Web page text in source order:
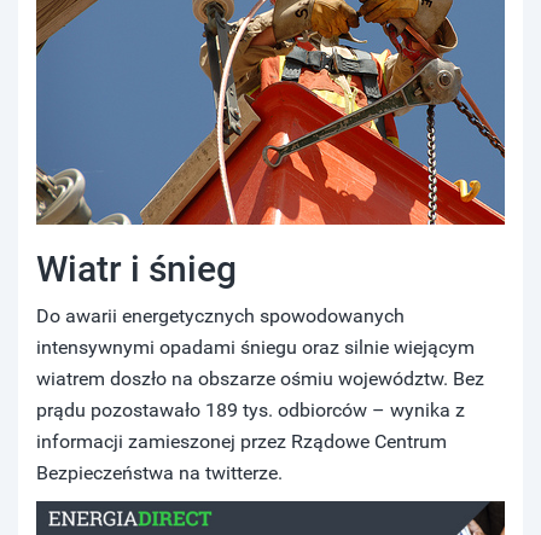
Wiatr i śnieg
Do awarii energetycznych spowodowanych
intensywnymi opadami śniegu oraz silnie wiejącym
wiatrem doszło na obszarze ośmiu województw. Bez
prądu pozostawało 189 tys. odbiorców – wynika z
informacji zamieszonej przez Rządowe Centrum
Bezpieczeństwa na twitterze.